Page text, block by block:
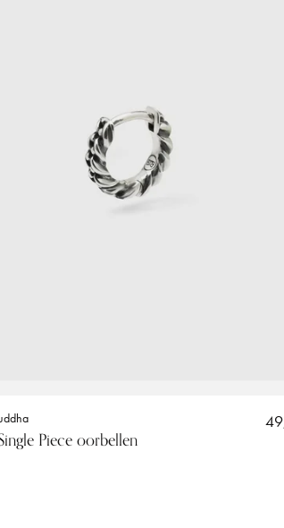
Piece oorbellen